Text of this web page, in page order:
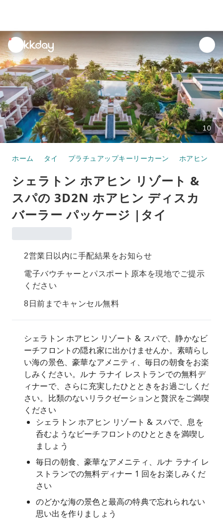
unread
notifications
10
ホーム タイ プラチュアップキーリーカーン ホアヒン
シェラトン ホアヒン リゾート &
スパの 3D2N ホアヒン ディスカ
バーラー パッケージ |タイ
2営業日以内に手配結果をお知らせ
電子バウチャーとパスポート原本を現地でご提示
ください
8日前までキャンセル無料
シェラトン ホアヒン リゾート & スパで、静かなビ
ーチフロントの隠れ家に出かけませんか。素晴らし
い海の景色、豪華なアメニティ、毎日の朝食をお楽
しみください。ルナ ラナイ レストランでの無料デ
ィナーで、さらに充実したひとときをお過ごしくだ
さい。比類のないリラクゼーションと贅沢をご満喫
ください
シェラトン ホアヒン リゾート & スパで、息を
呑むようなビーチフロントのひとときを満喫し
ましょう
毎日の朝食、豪華なアメニティ、ルナ ラナイ レ
ストランでの無料ディナー 1 回をお楽しみくだ
さい
のどかな海の景色と最高の特典で忘れられない
思い出を作りましょう